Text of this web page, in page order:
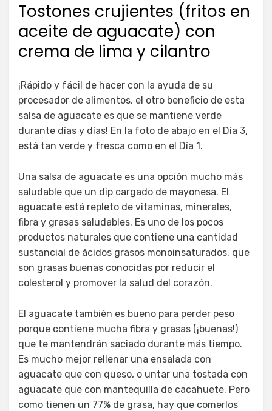
Tostones crujientes (fritos en
aceite de aguacate) con
crema de lima y cilantro
¡Rápido y fácil de hacer con la ayuda de su
procesador de alimentos, el otro beneficio de esta
salsa de aguacate es que se mantiene verde
durante días y días! En la foto de abajo en el Día 3,
está tan verde y fresca como en el Día 1.
Una salsa de aguacate es una opción mucho más
saludable que un dip cargado de mayonesa. El
aguacate está repleto de vitaminas, minerales,
fibra y grasas saludables. Es uno de los pocos
productos naturales que contiene una cantidad
sustancial de ácidos grasos monoinsaturados, que
son grasas buenas conocidas por reducir el
colesterol y promover la salud del corazón.
El aguacate también es bueno para perder peso
porque contiene mucha fibra y grasas (¡buenas!)
que te mantendrán saciado durante más tiempo.
Es mucho mejor rellenar una ensalada con
aguacate que con queso, o untar una tostada con
aguacate que con mantequilla de cacahuete. Pero
como tienen un 77% de grasa, hay que comerlos